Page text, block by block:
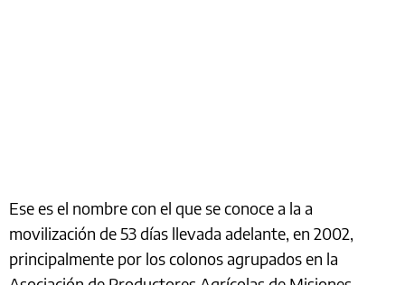
Ese es el nombre con el que se conoce a la a
movilización de 53 días llevada adelante, en 2002,
principalmente por los colonos agrupados en la